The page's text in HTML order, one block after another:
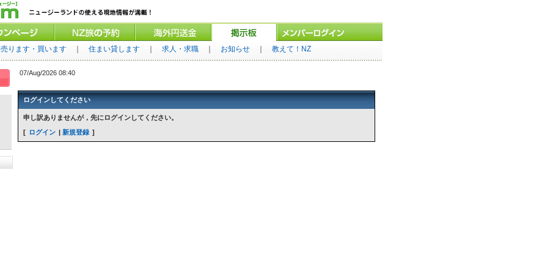
売ります・買います｜ 住まい貸します｜ 求人・求職｜ お知らせ｜ 教えて！NZ
07/Aug/2026 08:40
ログインしてください
申し訳ありませんが，先にログインしてください。
ログイン
新規登録